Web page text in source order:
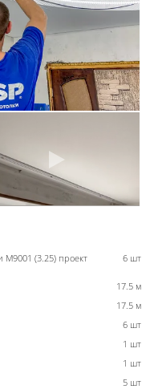
(3.25) проект 6 шт
17.5 м
17.5 м
6 шт
1 шт
1 шт
5 шт